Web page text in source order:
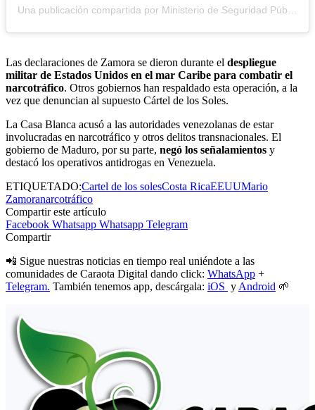
Las declaraciones de Zamora se dieron durante el despliegue
militar de Estados Unidos en el mar Caribe para combatir el
narcotráfico. Otros gobiernos han respaldado esta operación, a la
vez que denuncian al supuesto Cártel de los Soles.
La Casa Blanca acusó a las autoridades venezolanas de estar
involucradas en narcotráfico y otros delitos transnacionales. El
gobierno de Maduro, por su parte, negó los señalamientos y
destacó los operativos antidrogas en Venezuela.
ETIQUETADO:Cartel de los solesCosta RicaEEUUMario
Zamoranarcotráfico
Compartir este artículo
Facebook Whatsapp Whatsapp Telegram
Compartir
📲 Sigue nuestras noticias en tiempo real uniéndote a las
comunidades de Caraota Digital dando click: WhatsApp +
Telegram. También tenemos app, descárgala: iOS y Android 🌱